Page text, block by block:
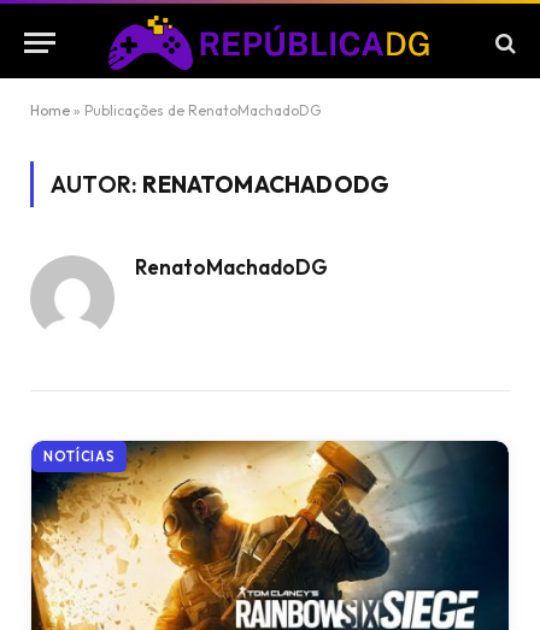
Home » Publicações de RenatoMachadoDG
AUTOR: RENATOMACHADODG
RenatoMachadoDG
NOTÍCIAS